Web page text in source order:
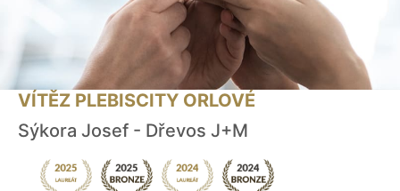
VÍTĚZ PLEBISCITY ORLOVÉ
Sýkora Josef - Dřevos J+M